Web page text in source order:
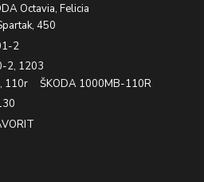
Octavia, Felicia
450
2
2, 1203
ŠKODA 1000MB-110R